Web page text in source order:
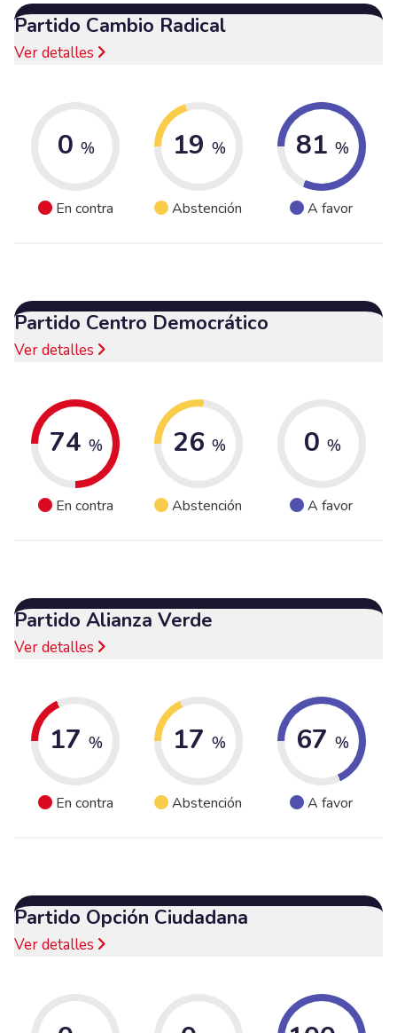
Partido Cambio Radical
Ver detalles
0 %
En contra
19 %
Abstención
81 %
A favor
Partido Centro Democrático
Ver detalles
74 %
En contra
26 %
Abstención
0 %
A favor
Partido Alianza Verde
Ver detalles
17 %
En contra
17 %
Abstención
67 %
A favor
Partido Opción Ciudadana
Ver detalles